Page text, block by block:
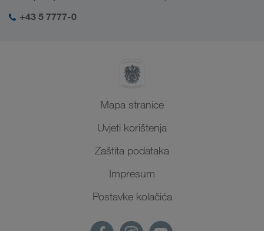
SHEQ-menadžment
+43 5 7777-0
Mapa stranice
Uvjeti korištenja
Zaštita podataka
Impresum
Postavke kolačića